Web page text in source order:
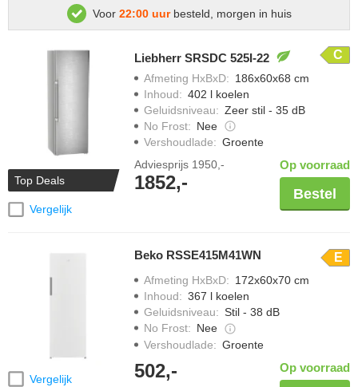
Voor 22:00 uurbesteld, morgen in huis
Top Deals
Vergelijk
Liebherr SRSDC 525I-22 C
Afmeting HxBxD: 186x60x68 cm
Inhoud: 402 l koelen
Geluidsniveau: Zeer stil - 35 dB
No Frost: Nee
Vershoudlade: Groente
Adviesprijs 1950,-
1852,-
Op voorraad
Bestel
Vergelijk
Beko RSSE415M41WN E
Afmeting HxBxD: 172x60x70 cm
Inhoud: 367 l koelen
Geluidsniveau: Stil - 38 dB
No Frost: Nee
Vershoudlade: Groente
502,- Op voorraad